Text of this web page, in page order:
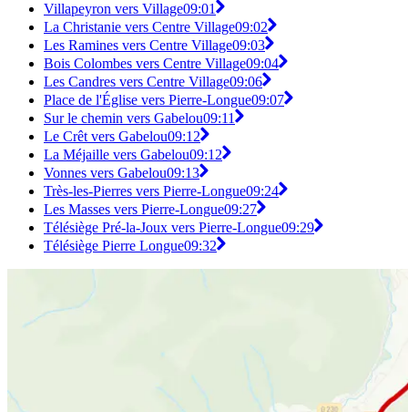
Villapeyron vers Village09:01
La Christanie vers Centre Village09:02
Les Ramines vers Centre Village09:03
Bois Colombes vers Centre Village09:04
Les Candres vers Centre Village09:06
Place de l'Église vers Pierre-Longue09:07
Sur le chemin vers Gabelou09:11
Le Crêt vers Gabelou09:12
La Méjaille vers Gabelou09:12
Vonnes vers Gabelou09:13
Très-les-Pierres vers Pierre-Longue09:24
Les Masses vers Pierre-Longue09:27
Télésiège Pré-la-Joux vers Pierre-Longue09:29
Télésiège Pierre Longue09:32